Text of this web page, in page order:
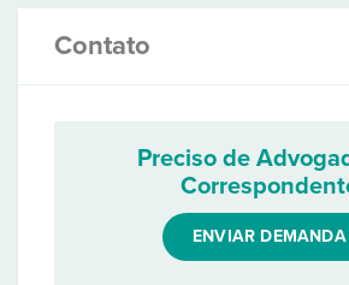
Contato
Preciso de
ENVIAR DEMANDA